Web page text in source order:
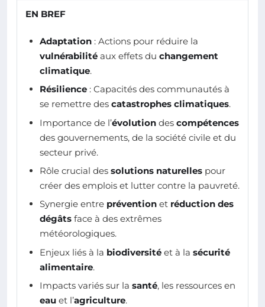
EN BREF
Adaptation : Actions pour réduire la
vulnérabilité aux effets du changement
climatique.
Résilience : Capacités des communautés à
se remettre des catastrophes climatiques.
Importance de l’évolution des compétences
des gouvernements, de la société civile et du
secteur privé.
Rôle crucial des solutions naturelles pour
créer des emplois et lutter contre la pauvreté.
Synergie entre prévention et réduction des
dégâts face à des extrêmes
météorologiques.
Enjeux liés à la biodiversité et à la sécurité
alimentaire.
Impacts variés sur la santé, les ressources en
eau et l’agriculture.